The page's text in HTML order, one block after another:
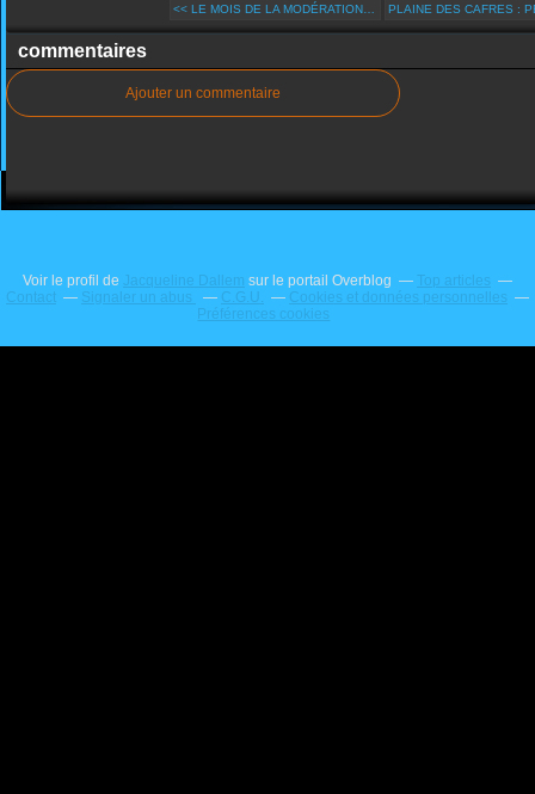
<< LE MOIS DE LA MODÉRATION… PLAINE DES CAFRES :
commentaires
Ajouter un commentaire
Voir le profil de Jacqueline Dallem sur le portail Overblog
Top articles
Contact
Signaler un abus C.G.U.
Cookies et données personnelles
Préférences cookies